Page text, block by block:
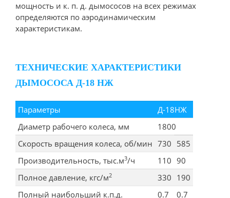
мощность и к. п. д. дымососов на всех режимах
определяются по аэродинамическим
характеристикам.
ТЕХНИЧЕСКИЕ ХАРАКТЕРИСТИКИ
ДЫМОСОСА Д-18 НЖ
Параметры
Д-18НЖ
Диаметр рабочего колеса, мм
1800
Скорость вращения колеса, об/мин 730 585
Производительность, тыс.м3/ч 110 90
Полное давление, кгс/м2 330 190
Полный наибольший к.п.д.
0.7 0.7